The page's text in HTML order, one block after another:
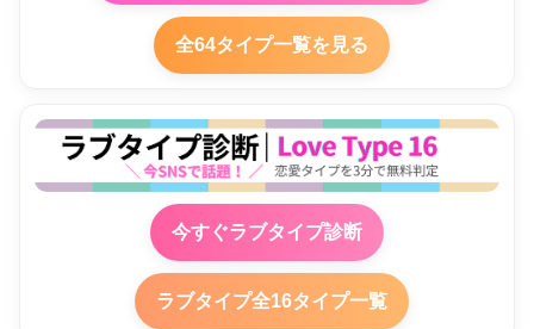
全64タイプ一覧を見る
今すぐラブタイプ診断
ラブタイプ全16タイプ一覧